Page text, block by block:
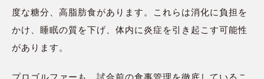
度な糖分、高脂肪食があります。これらは消化に負担を
かけ、睡眠の質を下げ、体内に炎症を引き起こす可能性
があります。